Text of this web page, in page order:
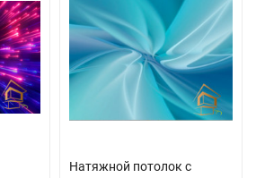
Натяжной потолок с